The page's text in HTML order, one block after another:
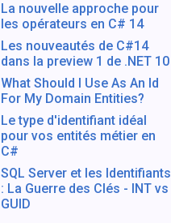
La nouvelle approche pour
les opérateurs en C# 14
Les nouveautés de C#14
dans la preview 1 de .NET 10
What Should I Use As An Id
For My Domain Entities?
Le type d'identifiant idéal
pour vos entités métier en
C#
SQL Server et les Identifiants
: La Guerre des Clés - INT vs
GUID